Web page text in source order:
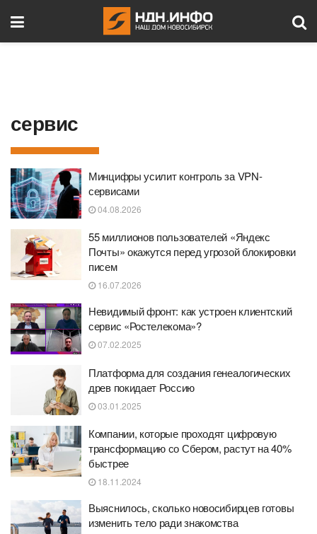
сервис
Минцифры усилит контроль за VPN-
сервисами
04.08.2026
55 миллионов пользователей «Яндекс
Почты» окажутся перед угрозой блокировки
писем
16.07.2026
Невидимый фронт: как устроен клиентский
сервис «Ростелекома»?
07.02.2025
Платформа для создания генеалогических
древ покидает Россию
03.01.2025
Компании, которые проходят цифровую
трансформацию со Сбером, растут на 40%
быстрее
18.11.2024
Выяснилось, сколько новосибирцев готовы
изменить тело ради знакомства